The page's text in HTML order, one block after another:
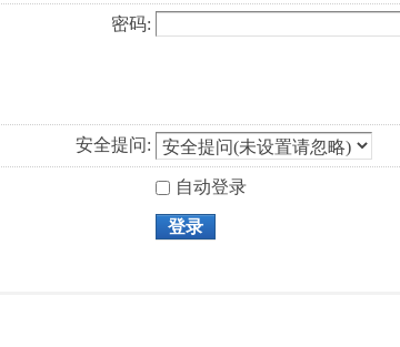
密码:
安全提问:
自动登录
登录